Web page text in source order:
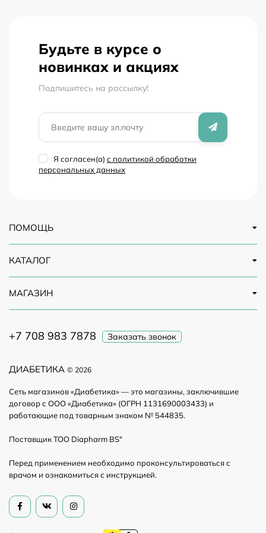
Будьте в курсе о
новинках и акциях
Подпишитесь на рассылкy!
Я согласен(a) с политикой обработки
персональных данных
ДИАБЕТИКА © 2026
Сеть магазинов «Диабетика» — это магазины, заключившие
договор с ООО «Диабетика» (ОГРН 1131690003433) и
работающие под товарным знаком № 544835.
Поставщик ТОО Diapharm BS"
Перед применением необходимо проконсультироваться с
врачом и ознакомиться с инструкцией.
ПОМОЩЬ
КАТАЛОГ
МАГАЗИН
+7 708 983 7878 Заказать звонок